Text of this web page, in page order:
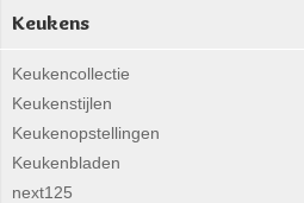
Keukens
Keukencollectie
Keukenstijlen
Keukenopstellingen
Keukenbladen
next125